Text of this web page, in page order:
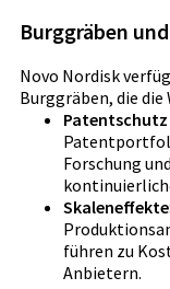
Burggräben
Novo Nordisk
Burggräben, die
Patentschutz
Forschung
Skaleneffekte
führen zu
Anbietern.